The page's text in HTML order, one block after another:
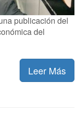
publicación del
del
Leer Más